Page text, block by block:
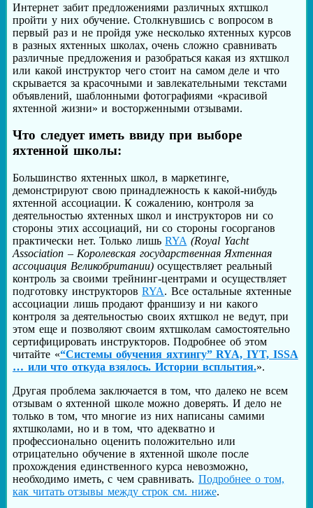
Интернет забит предложениями различных яхтшкол
пройти у них обучение. Столкнувшись с вопросом в
первый раз и не пройдя уже несколько яхтенных курсов
в разных яхтенных школах, очень сложно сравнивать
различные предложения и разобраться какая из яхтшкол
или какой инструктор чего стоит на самом деле и что
скрывается за красочными и завлекательными текстами
объявлений, шаблонными фотографиями «красивой
яхтенной жизни» и восторженными отзывами.
Что следует иметь ввиду при выборе
яхтенной школы:
Большинство яхтенных школ, в маркетинге,
демонстрируют свою принадлежность к какой-нибудь
яхтенной ассоциации. К сожалению, контроля за
деятельностью яхтенных школ и инструкторов ни со
стороны этих ассоциаций, ни со стороны госорганов
практически нет. Только лишьRYA (Royal Yacht
Association – Королевская государственная Яхтенная
ассоциация Великобритании)осуществляет реальный
контроль за своими трейнинг-центрами и осуществляет
подготовку инструкторовRYA. Все остальные яхтенные
ассоциации лишь продают франшизу и ни какого
контроля за деятельностью своих яхтшкол не ведут, при
этом еще и позволяют своим яхтшколам самостоятельно
сертифицировать инструкторов. Подробнее об этом
читайте «“Системы обучения яхтингу” RYA, IYT, ISSA
… или что откуда взялось. Истории всплытия.».
Другая проблема заключается в том, что далеко не всем
отзывам о яхтенной школе можно доверять. И дело не
только в том, что многие из них написаны самими
яхтшколами, но и в том, что адекватно и
профессионально оценить положительно или
отрицательно обучение в яхтенной школе после
прохождения единственного курса невозможно,
необходимо иметь, с чем сравнивать.Подробнее о том,
как читать отзывы между строк см. ниже.